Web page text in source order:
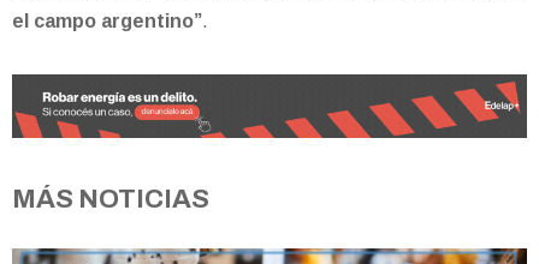
el campo argentino”.
MÁS NOTICIAS